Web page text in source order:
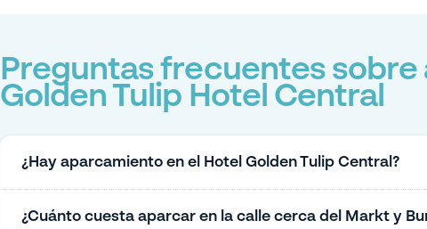
Preguntas frecuentes
Golden Tulip Hotel Central
¿Hay aparcamiento en el Hotel Golden Tulip Central?
¿Cuánto cuesta aparcar en la calle cerca del Markt y